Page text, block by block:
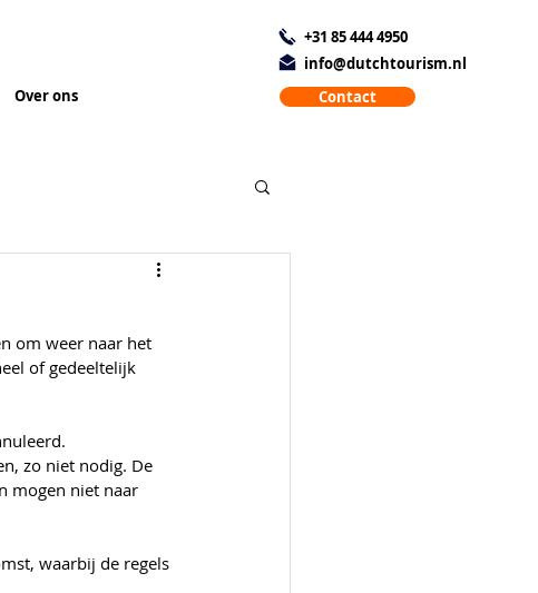
Over ons
+31 85 444 4950
info@dutchtourism.nl
Contact
om weer naar het
of gedeeltelijk
zo niet nodig. De
mogen niet naar
waarbij de regels